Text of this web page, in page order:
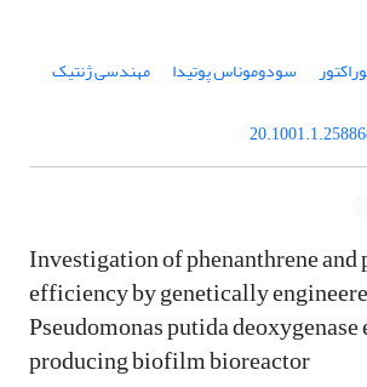
سودوموناس پوتیدا مهندسی ژنتیک
Investigation of phenanthrene
efficiency by genetically
Pseudomonas putida
producing biofilm bioreactor